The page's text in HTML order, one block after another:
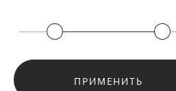
ПРИМЕНИТЬ